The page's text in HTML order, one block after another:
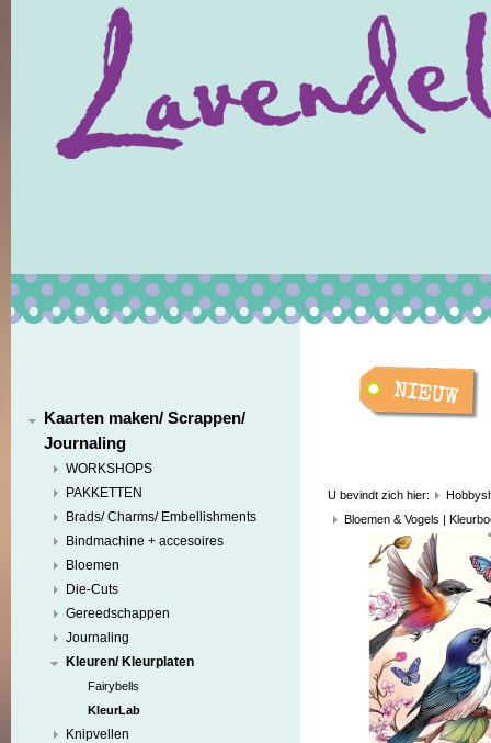
Kaarten maken/ Scrappen/
Journaling
WORKSHOPS
PAKKETTEN
Brads/ Charms/ Embellishments
Bindmachine + accesoires
Bloemen
Die-Cuts
Gereedschappen
Journaling
Kleuren/ Kleurplaten
Fairybells
KleurLab
Knipvellen
U bevindt zich hier:
Bloemen & Vogels |